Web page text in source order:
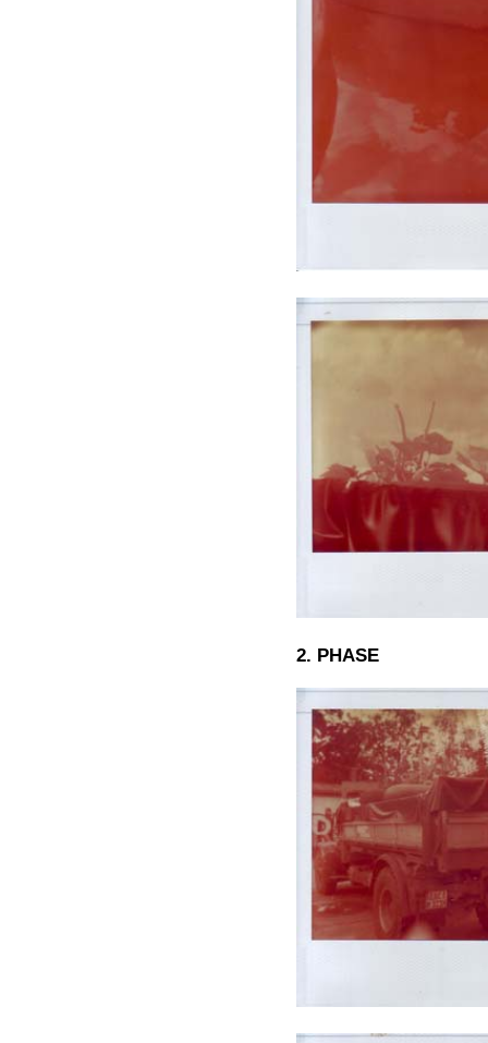
2. PHASE